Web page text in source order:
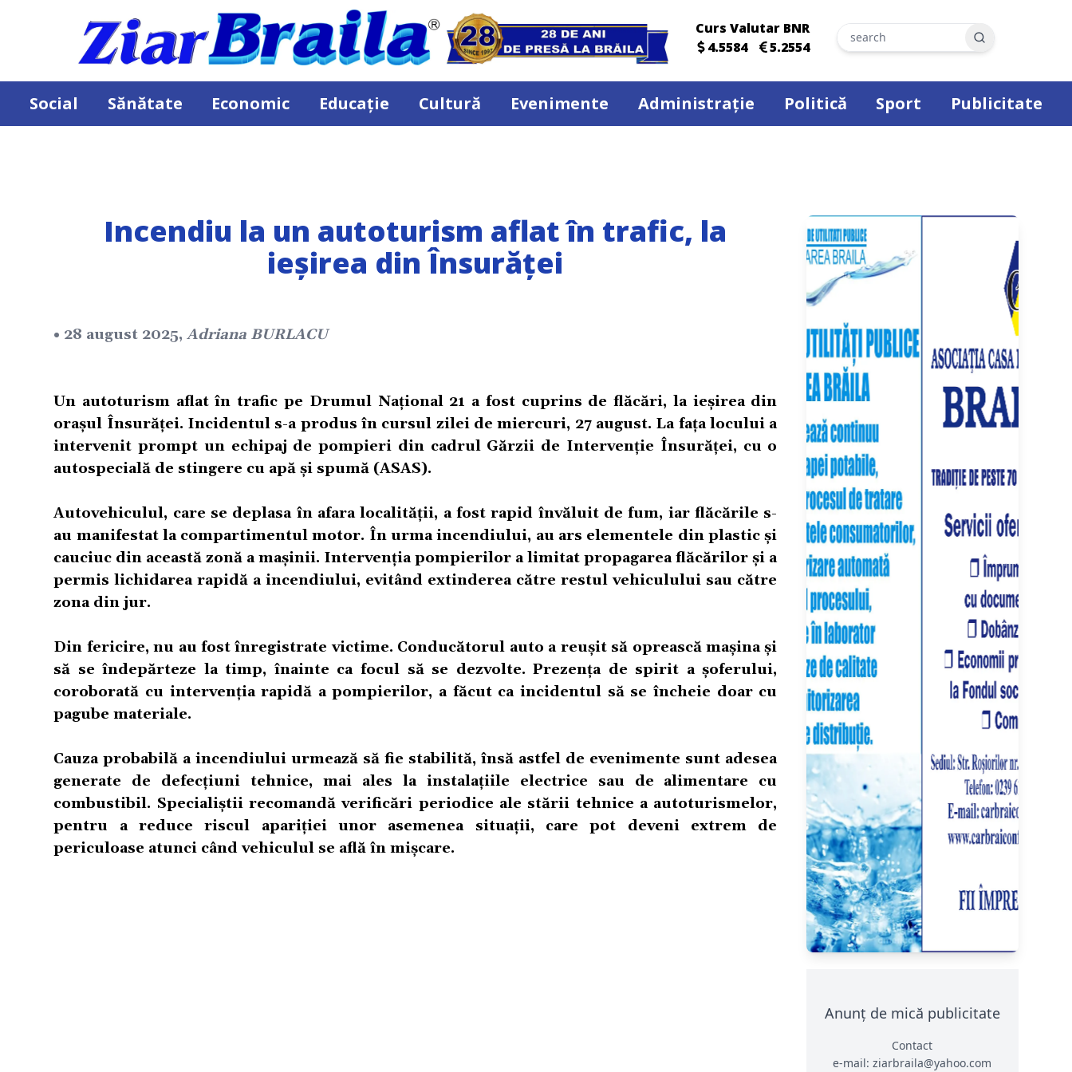
Curs Valutar BNR
4.5584
5.2554
Search
Social Sănătate Economic Educație Cultură Evenimente Administrație Politică Sport Publicitate
Incendiu la un autoturism aflat în trafic, la
ieșirea din Însurăței
• 28 august 2025,Adriana BURLACU
Un autoturism aflat în trafic pe Drumul Național 21 a fost cuprins de flăcări, la ieșirea din
orașul Însurăței. Incidentul s-a produs în cursul zilei de miercuri, 27 august. La fața locului a
intervenit prompt un echipaj de pompieri din cadrul Gărzii de Intervenție Însurăței, cu o
autospecială de stingere cu apă și spumă (ASAS).
Autovehiculul, care se deplasa în afara localității, a fost rapid învăluit de fum, iar flăcările s-
au manifestat la compartimentul motor. În urma incendiului, au ars elementele din plastic și
cauciuc din această zonă a mașinii. Intervenția pompierilor a limitat propagarea flăcărilor și a
permis lichidarea rapidă a incendiului, evitând extinderea către restul vehiculului sau către
zona din jur.
Din fericire, nu au fost înregistrate victime. Conducătorul auto a reușit să oprească mașina și
să se îndepărteze la timp, înainte ca focul să se dezvolte. Prezența de spirit a șoferului,
coroborată cu intervenția rapidă a pompierilor, a făcut ca incidentul să se încheie doar cu
pagube materiale.
Cauza probabilă a incendiului urmează să fie stabilită, însă astfel de evenimente sunt adesea
generate de defecțiuni tehnice, mai ales la instalațiile electrice sau de alimentare cu
combustibil. Specialiștii recomandă verificări periodice ale stării tehnice a autoturismelor,
pentru a reduce riscul apariției unor asemenea situații, care pot deveni extrem de
periculoase atunci când vehiculul se află în mișcare.
Anunț de mică publicitate
Contact
e-mail: ziarbraila@yahoo.com